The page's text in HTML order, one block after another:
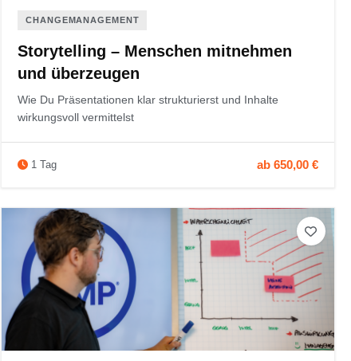
CHANGEMANAGEMENT
Storytelling – Menschen mitnehmen
und überzeugen
Wie Du Präsentationen klar strukturierst und Inhalte
wirkungsvoll vermittelst
1 Tag ab 650,00 €